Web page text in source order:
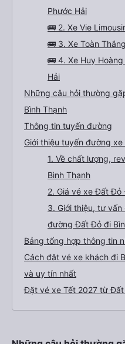
Phước Hải
🚌 2. Xe Vie
🚌 3. Xe Toàn
🚌 4. Xe Huy
Hải
Những câu hỏi thường
Bình Thạnh
Thông tin tuyến đường
Giới thiệu tuyến đường
1. Về chất lượng,
Bình Thạnh
2. Giá vé xe Đất Đỏ
3. Giới thiệu, tư
đường Đất Đỏ đi
Bảng tổng hợp thông tin
Cách đặt vé xe khách đi
và uy tín nhất
Đặt vé xe Tết 2027 từ